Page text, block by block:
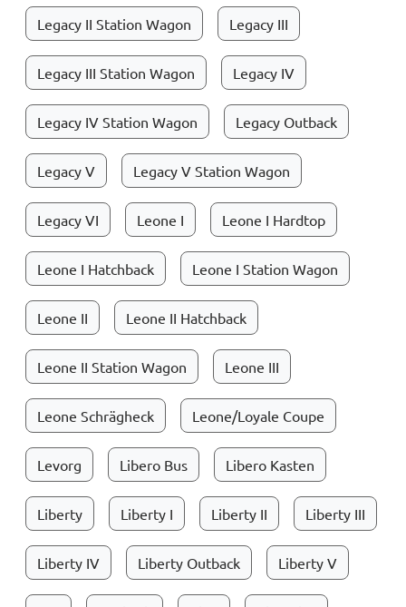
Legacy II Station Wagon Legacy III
Legacy III Station Wagon Legacy IV
Legacy IV Station Wagon Legacy Outback
Legacy V Legacy V Station Wagon
Legacy VI Leone I Leone I Hardtop
Leone I Hatchback Leone I Station Wagon
Leone II Leone II Hatchback
Leone II Station Wagon Leone III
Leone Schrägheck Leone/Loyale Coupe
Levorg Libero Bus Libero Kasten
Liberty Liberty I Liberty II Liberty III
Liberty IV Liberty Outback Liberty V